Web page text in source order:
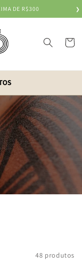
DE R$300 ❯
48 produtos